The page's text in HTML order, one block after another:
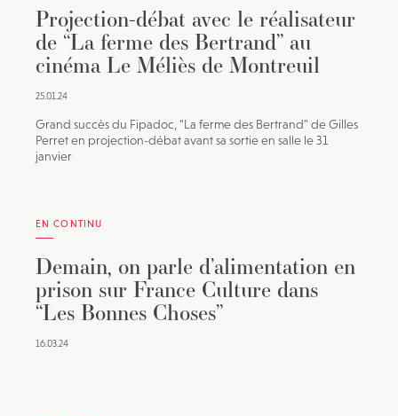
Projection-débat avec le réalisateur
de “La ferme des Bertrand” au
cinéma Le Méliès de Montreuil
25.01.24
Grand succès du Fipadoc, "La ferme des Bertrand" de Gilles
Perret en projection-débat avant sa sortie en salle le 31
janvier
EN CONTINU
Demain, on parle d’alimentation en
prison sur France Culture dans
“Les Bonnes Choses”
16.03.24